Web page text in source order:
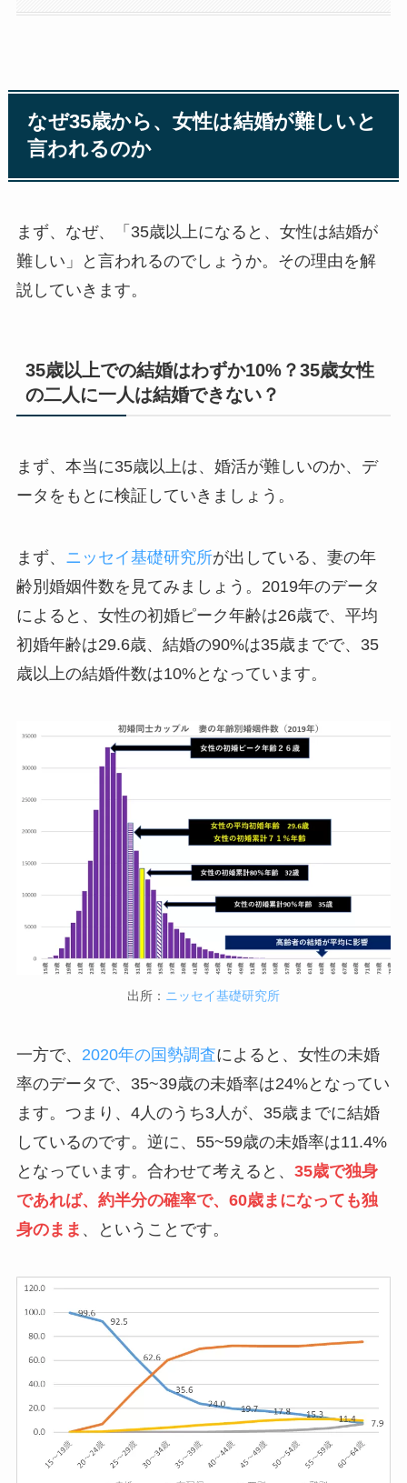
なぜ35歳から、女性は結婚が難しいと
言われるのか
まず、なぜ、「35歳以上になると、女性は結婚が
難しい」と言われるのでしょうか。その理由を解
説していきます。
35歳以上での結婚はわずか10%？35歳女性
の二人に一人は結婚できない？
まず、本当に35歳以上は、婚活が難しいのか、デ
ータをもとに検証していきましょう。
まず、 ニッセイ基礎研究所が出している、妻の年
齢別婚姻件数を見てみましょう。2019年のデータ
によると、女性の初婚ピーク年齢は26歳で、平均
初婚年齢は29.6歳、結婚の90%は35歳までで、35
歳以上の結婚件数は10%となっています。
出所： ニッセイ基礎研究所
一方で、 2020年の国勢調査によると、女性の未婚
率のデータで、35~39歳の未婚率は24%となってい
ます。つまり、4人のうち3人が、35歳までに結婚
しているのです。逆に、55~59歳の未婚率は11.4%
となっています。合わせて考えると、 35歳で独身
であれば、約半分の確率で、60歳まになっても独
身のまま 、ということです。